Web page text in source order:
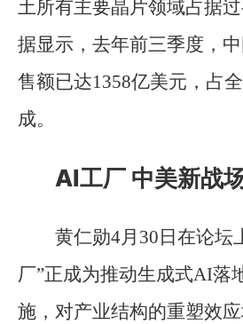
土所有主要晶片领域占据
据显示，去年前三季度，
售额已达1358亿美元，占
成。
AI工厂 中美新战
黄仁勋4月30日在论坛
厂”正成为推动生成式AI落
施，对产业结构的重塑效